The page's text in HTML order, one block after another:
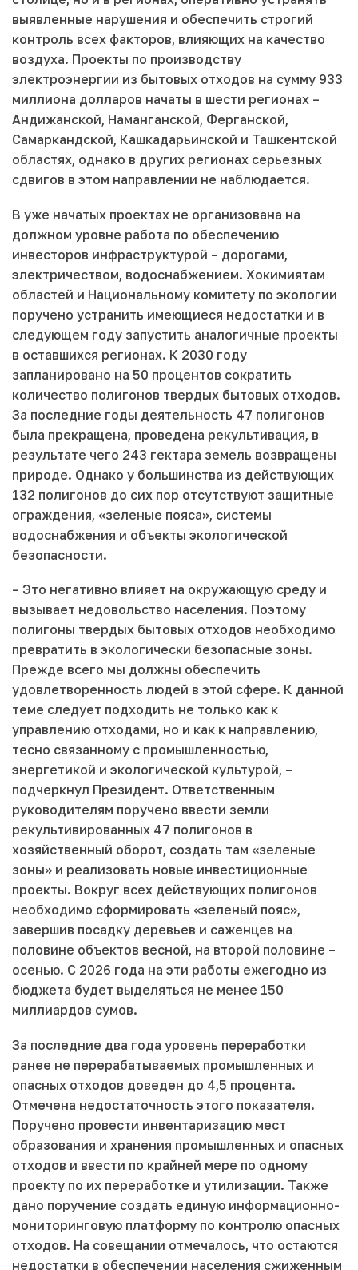
выявленные нарушения и обеспечить строгий
контроль всех факторов, влияющих на качество
воздуха. Проекты по производству
электроэнергии из бытовых отходов на сумму 933
миллиона долларов начаты в шести регионах –
Андижанской, Наманганской, Ферганской,
Самаркандской, Кашкадарьинской и Ташкентской
областях, однако в других регионах серьезных
сдвигов в этом направлении не наблюдается.
В уже начатых проектах не организована на
должном уровне работа по обеспечению
инвесторов инфраструктурой – дорогами,
электричеством, водоснабжением. Хокимиятам
областей и Национальному комитету по экологии
поручено устранить имеющиеся недостатки и в
следующем году запустить аналогичные проекты
в оставшихся регионах. К 2030 году
запланировано на 50 процентов сократить
количество полигонов твердых бытовых отходов.
За последние годы деятельность 47 полигонов
была прекращена, проведена рекультивация, в
результате чего 243 гектара земель возвращены
природе. Однако у большинства из действующих
132 полигонов до сих пор отсутствуют защитные
ограждения, «зеленые пояса», системы
водоснабжения и объекты экологической
безопасности.
– Это негативно влияет на окружающую среду и
вызывает недовольство населения. Поэтому
полигоны твердых бытовых отходов необходимо
превратить в экологически безопасные зоны.
Прежде всего мы должны обеспечить
удовлетворенность людей в этой сфере. К данной
теме следует подходить не только как к
управлению отходами, но и как к направлению,
тесно связанному с промышленностью,
энергетикой и экологической культурой, –
подчеркнул Президент. Ответственным
руководителям поручено ввести земли
рекультивированных 47 полигонов в
хозяйственный оборот, создать там «зеленые
зоны» и реализовать новые инвестиционные
проекты. Вокруг всех действующих полигонов
необходимо сформировать «зеленый пояс»,
завершив посадку деревьев и саженцев на
половине объектов весной, на второй половине –
осенью. С 2026 года на эти работы ежегодно из
бюджета будет выделяться не менее 150
миллиардов сумов.
За последние два года уровень переработки
ранее не перерабатываемых промышленных и
опасных отходов доведен до 4,5 процента.
Отмечена недостаточность этого показателя.
Поручено провести инвентаризацию мест
образования и хранения промышленных и опасных
отходов и ввести по крайней мере по одному
проекту по их переработке и утилизации. Также
дано поручение создать единую информационно-
мониторинговую платформу по контролю опасных
отходов. На совещании отмечалось, что остаются
недостатки в обеспечении населения сжиженным